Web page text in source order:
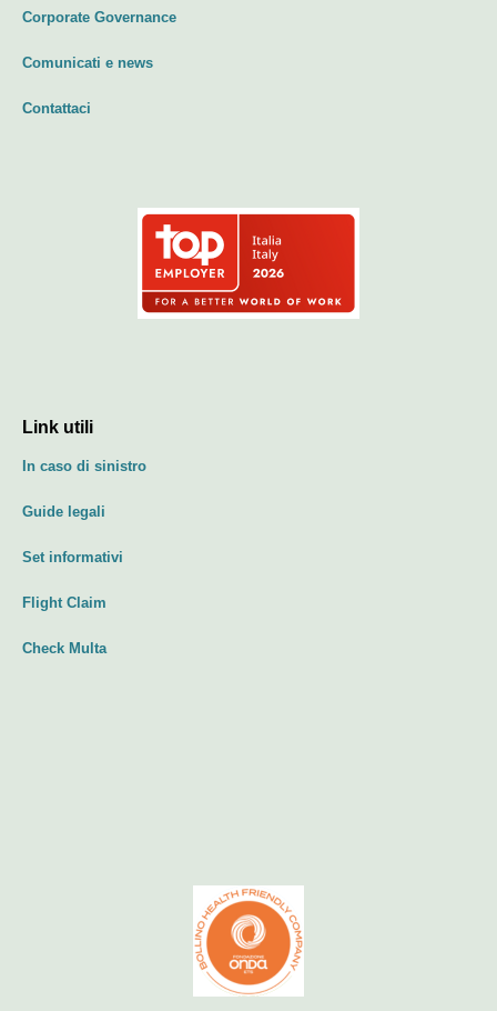
Corporate Governance
Comunicati e news
Contattaci
Link utili
In caso di sinistro
Guide legali
Set informativi
Flight Claim
Check Multa